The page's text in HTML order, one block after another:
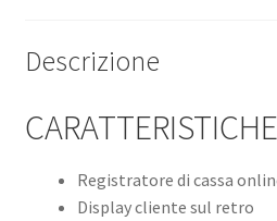
Descrizione
CARATTERISTICHE
Registratore di cassa
Display cliente sul retro